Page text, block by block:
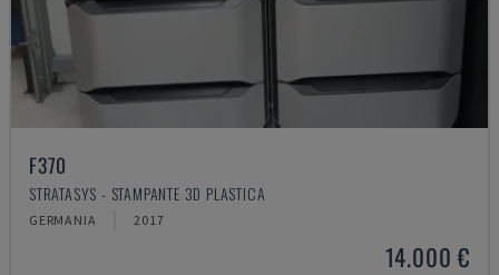
F370
STRATASYS - STAMPANTE 3D PLASTICA
GERMANIA 2017
14.000 €